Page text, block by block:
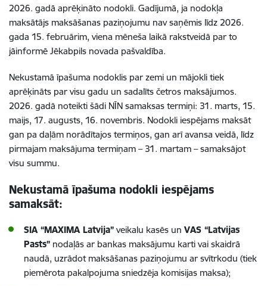
2026. gadā aprēķināto nodokli. Gadījumā, ja nodokļa
maksātājs maksāšanas paziņojumu nav saņēmis līdz 2026.
gada 15. februārim, viena mēneša laikā rakstveidā par to
jāinformē Jēkabpils novada pašvaldība.
Nekustamā īpašuma nodoklis par zemi un mājokli tiek
aprēķināts par visu gadu un sadalīts četros maksājumos.
2026. gadā noteikti šādi NĪN samaksas termiņi: 31. marts, 15.
maijs, 17. augusts, 16. novembris. Nodokli iespējams maksāt
gan pa daļām norādītajos termiņos, gan arī avansa veidā, līdz
pirmajam maksājuma termiņam – 31. martam – samaksājot
visu summu.
Nekustamā īpašuma nodokli iespējams
samaksāt:
SIA “MAXIMA Latvija” veikalu kasēs un VAS “Latvijas
Pasts” nodaļās ar bankas maksājumu karti vai skaidrā
naudā, uzrādot maksāšanas paziņojumu ar svītrkodu (tiek
piemērota pakalpojuma sniedzēja komisijas maksa);